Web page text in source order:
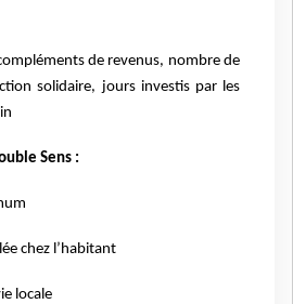
de revenus, nombre de
solidaire, jours investis par les
Sens :
chez l’habitant
locale